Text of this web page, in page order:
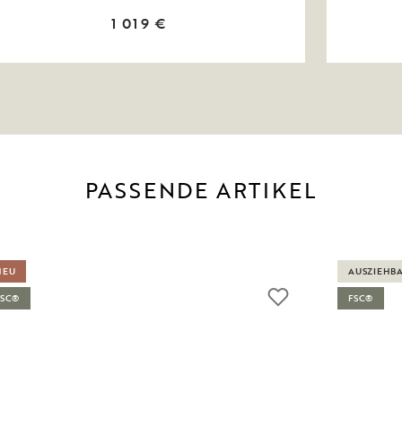
1 019 €
PASSENDE ARTIKEL
FSC®